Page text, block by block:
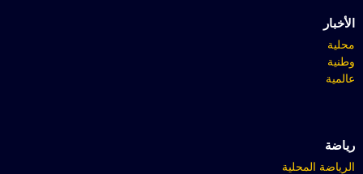
الأخبار
محلية
وطنية
عالمية
رياضة
الرياضة المحلية